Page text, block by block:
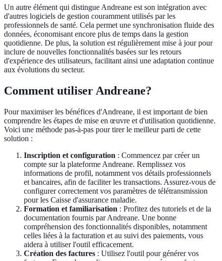
Un autre élément qui distingue Andreane est son intégration avec
d'autres logiciels de gestion couramment utilisés par les
professionnels de santé. Cela permet une synchronisation fluide des
données, économisant encore plus de temps dans la gestion
quotidienne. De plus, la solution est régulièrement mise à jour pour
inclure de nouvelles fonctionnalités basées sur les retours
d'expérience des utilisateurs, facilitant ainsi une adaptation continue
aux évolutions du secteur.
Comment utiliser Andreane?
Pour maximiser les bénéfices d'Andreane, il est important de bien
comprendre les étapes de mise en œuvre et d'utilisation quotidienne.
Voici une méthode pas-à-pas pour tirer le meilleur parti de cette
solution :
Inscription et configuration : Commencez par créer un
compte sur la plateforme Andreane. Remplissez vos
informations de profil, notamment vos détails professionnels
et bancaires, afin de faciliter les transactions. Assurez-vous de
configurer correctement vos paramètres de télétransmission
pour les Caisse d'assurance maladie.
Formation et familiarisation : Profitez des tutoriels et de la
documentation fournis par Andreane. Une bonne
compréhension des fonctionnalités disponibles, notamment
celles liées à la facturation et au suivi des paiements, vous
aidera à utiliser l'outil efficacement.
Création des factures : Utilisez l'outil pour générer vos